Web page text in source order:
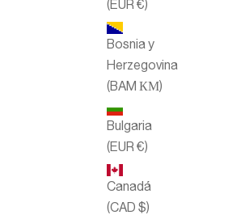
(EUR €)
Bosnia y
Herzegovina
(BAM КМ)
Bulgaria
(EUR €)
Canadá
(CAD $)